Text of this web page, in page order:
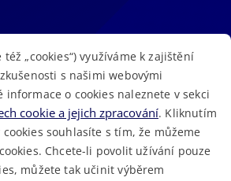
„cookies“) využíváme k zajištění
s našimi webovými
informace o cookies naleznete v sekci
cookie a jejich zpracování. Kliknutím
souhlasíte s tím, že můžeme
Chcete-li povolit užívání pouze
můžete tak učinit výběrem